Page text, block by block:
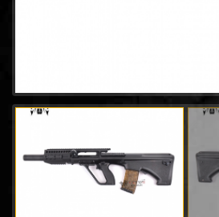
- VFC RIFLE AEG(5)
- ARCTURUS
- Krytac(4)
- Tokyo Marui AEG Rifle(2)